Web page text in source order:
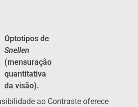
Optotipos de
Snellen
(mensuração
quantitativa
da visão).
ao Contraste oferece